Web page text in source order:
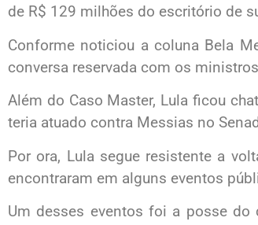
de R$ 129 milhões do escritório de
Conforme noticiou a coluna Bela
conversa reservada com os
Além do Caso Master, Lula ficou
teria atuado contra Messias no
Por ora, Lula segue resistente a
encontraram em alguns eventos
Um desses eventos foi a posse do